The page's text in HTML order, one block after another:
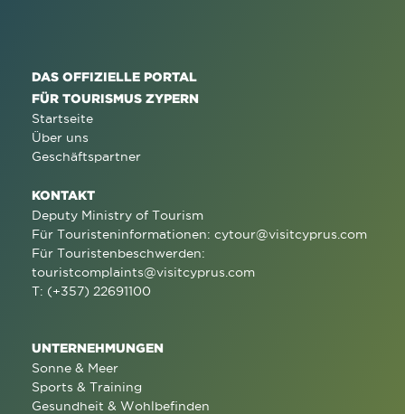
DAS OFFIZIELLE PORTAL
FÜR TOURISMUS ZYPERN
Startseite
Über uns
Geschäftspartner
KONTAKT
Deputy Ministry of Tourism
Für Touristeninformationen: cytour@visitcyprus.com
Für Touristenbeschwerden:
touristcomplaints@visitcyprus.com
T: (+357) 22691100
UNTERNEHMUNGEN
Sonne & Meer
Sports & Training
Gesundheit & Wohlbefinden